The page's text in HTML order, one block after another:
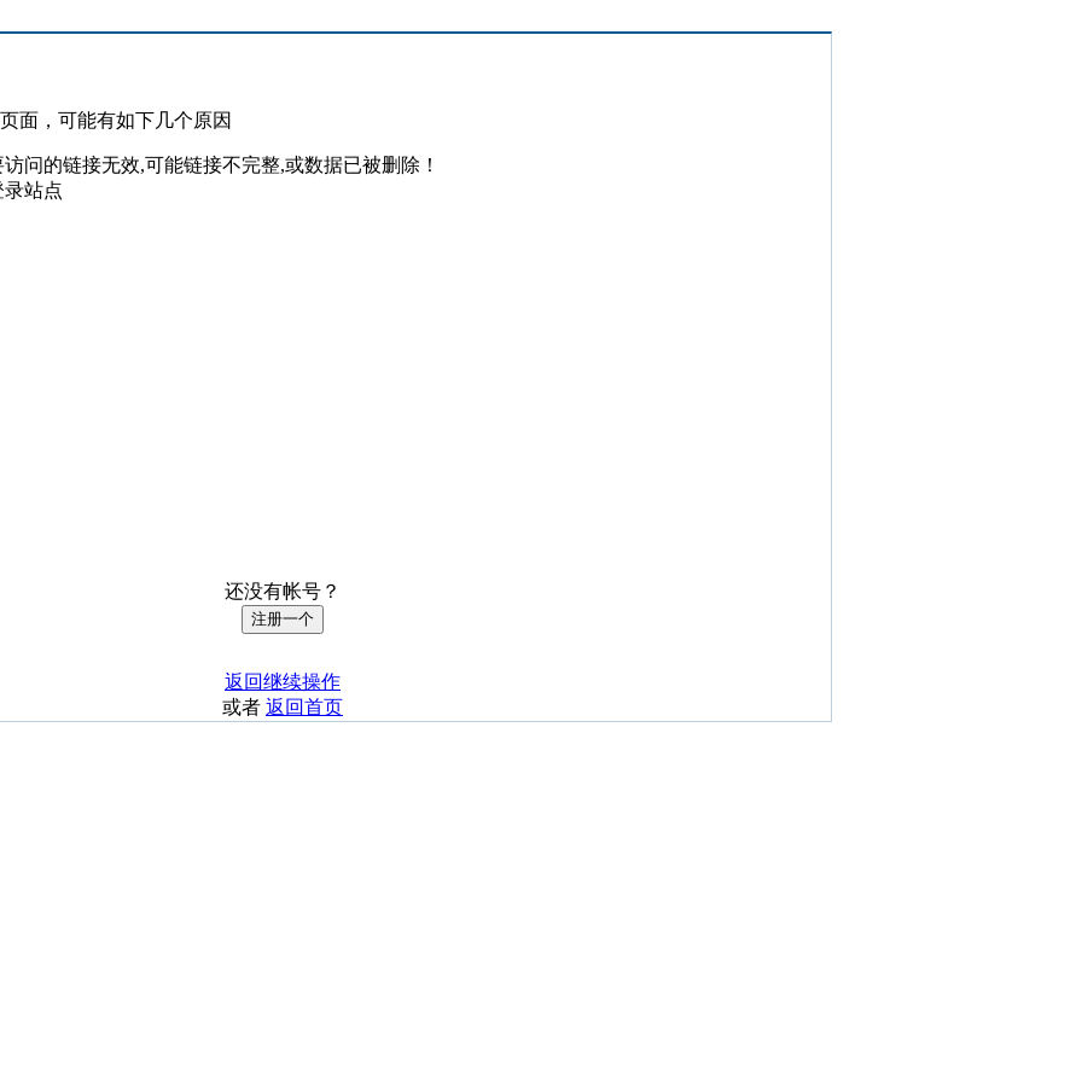
面，可能有如下几个原因
问的链接无效,可能链接不完整,或数据已被删除！
站点
还没有帐号？
注册一个
返回继续操作
或者 返回首页